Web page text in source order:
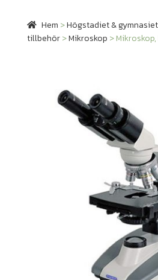
Hem >Högstadiet & gymnasiet
tillbehör>Mikroskop >